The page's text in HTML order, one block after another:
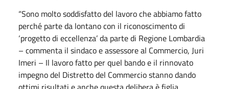
“Sono molto soddisfatto del lavoro che abbiamo fatto
perché parte da lontano con il riconoscimento di
‘progetto di eccellenza’ da parte di Regione Lombardia
– commenta il sindaco e assessore al Commercio, Juri
Imeri – Il lavoro fatto per quel bando e il rinnovato
impegno del Distretto del Commercio stanno dando